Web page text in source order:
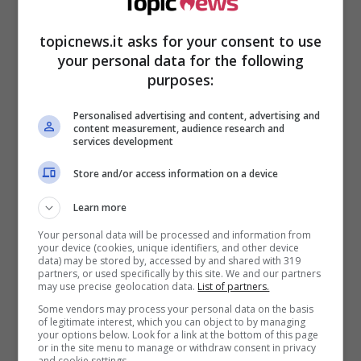
Dopo quello spiacevole episodio, la De Sio non
è più riuscita a mettere al mondo un figlio. Per
quattro volte ha subito degli aborti spontanei
anche a gravidanza inoltrata. La sua è stata
una battaglia fatta anche di cinque o sei prove
con l’inseminazione artificiale che però non
sono mai andate a buon fine.
topicnews.it asks for your consent to use
your personal data for the following
purposes:
Personalised advertising and content, advertising and
content measurement, audience research and
services development
Store and/or access information on a device
Learn more
Your personal data will be processed and information from
your device (cookies, unique identifiers, and other device
data) may be stored by, accessed by and shared with 319
partners, or used specifically by this site. We and our partners
may use precise geolocation data. List of partners.
Some vendors may process your personal data on the basis
of legitimate interest, which you can object to by managing
your options below. Look for a link at the bottom of this page
or in the site menu to manage or withdraw consent in privacy